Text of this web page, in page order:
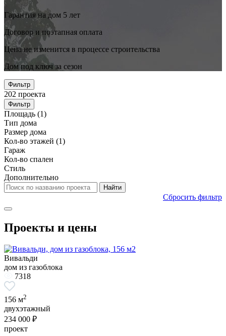
Гарантия на дом 5 лет
Договор и поэтапная оплата
Цена не изменится в процессе строительства
Дом под ключ за сезон
Фильтр
202 проекта
Фильтр
Площадь (1)
Тип дома
Размер дома
Кол-во этажей (1)
Гараж
Кол-во спален
Стиль
Дополнительно
Сбросить фильтр
Проекты и цены
Вивальди
дом из газоблока
7318
156 м2
двухэтажный
234 000 ₽
проект